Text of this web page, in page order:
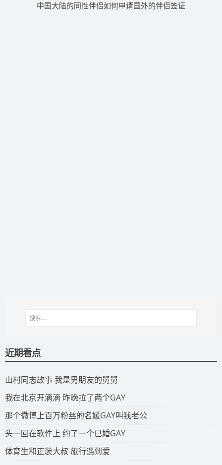
中国大陆的同性伴侣如何申请国外的伴侣签证
近期看点
​山村同志故事 我是男朋友的舅舅
​我在北京开滴滴 昨晚拉了两个GAY
​那个微博上百万粉丝的名媛GAY叫我老公
​头一回在软件上 约了一个已婚GAY
​体育生和正装大叔 旅行遇到爱